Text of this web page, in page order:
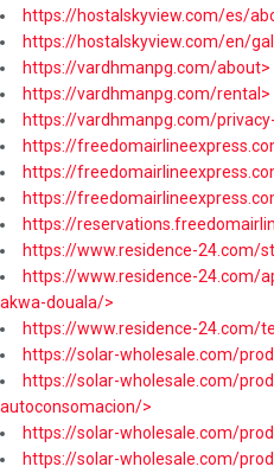
https://hostalskyview.com/es/
https://hostalskyview.com/en/
https://vardhmanpg.com/about>
https://vardhmanpg.com/rental>
https://vardhmanpg.com/
https://
https://
https://
https://
https://www.residence-24.com/
https://www.residence-24.com/
akwa-douala/>
https://www.residence-24.com/
https://solar-wholesale.com/
https://solar-wholesale.com/
autoconsomacion/>
https://solar-wholesale.com/
https://solar-wholesale.com/